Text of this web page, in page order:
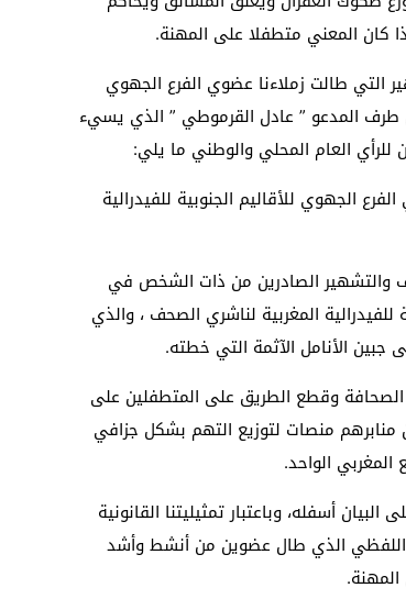
كان المعني متطفلا على المهنة.
التي طالت زملاءنا عضوي الفرع الجهوي
من طرف المدعو ” عادل القرموطي ” الذي يسيء
للرأي العام المحلي والوطني ما يلي:
الجهوي للأقاليم الجنوبية للفيدرالية
والتشهير الصادرين من ذات الشخص في
المغربية لناشري الصحف ، والذي
الأنامل الآثمة التي خطته.
الصحافة وقطع الطريق على المتطفلين على
منابرهم منصات لتوزيع التهم بشكل جزافي
الواحد.
أسفله، وباعتبار تمثيليتنا القانونية
اللفظي الذي طال عضوين من أنشط وأشد